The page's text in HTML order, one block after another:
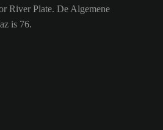
River Plate. De Algemene
is 76.